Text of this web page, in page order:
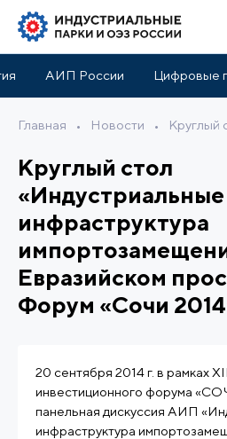
АИП России Цифровые
Главная • Новости •
Круглый стол
«Индустриальные
инфраструктура
Евразийском
Форум «Сочи
20 сентября 2014 г. в рамках
инвестиционного форума
панельная дискуссия АИП
инфраструктура